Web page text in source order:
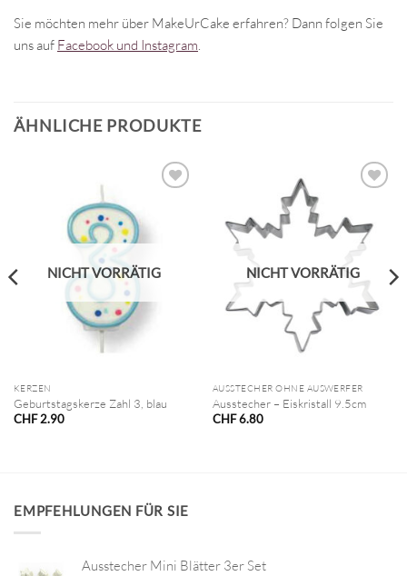
Sie möchten mehr über MakeUrCake erfahren? Dann folgen Sie
uns auf Facebook und Instagram.
ÄHNLICHE PRODUKTE
NICHT VORRÄTIG
KERZEN
Geburtstagskerze Zahl 3, blau
CHF2.90
NICHT VORRÄTIG
AUSSTECHER OHNE AUSWERFER
Ausstecher – Eiskristall 9.5cm
CHF6.80
EMPFEHLUNGEN FÜR SIE
Ausstecher Mini Blätter 3er Set